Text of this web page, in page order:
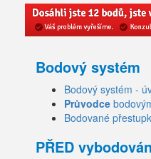
Bodový systém
Bodový systém -
Průvodce
Bodované
PŘED